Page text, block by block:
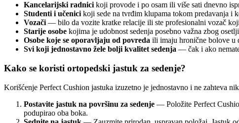
Kancelarijski radnici koji provode i po osam ili više sati dnevno
Studenti i učenici koji sede na tvrđim klupama tokom predavanja i
Vozači — bilo da vozite kratke relacije ili ste profesionalni vozač
Starije osobe kojima je udobnost sedenja posebno važna zbog
Osobe koje se oporavljaju od povreda ili imaju hronične bolove u
Svi koji jednostavno žele bolji kvalitet sedenja — čak i ako
Kako se koristi ortopedski jastuk za sedenje?
Korišćenje Perfect Cushion jastuka izuzetno je jednostavno i ne zahteva
Postavite jastuk na površinu za sedenje — Položite Perfect
podupirao oba boka.